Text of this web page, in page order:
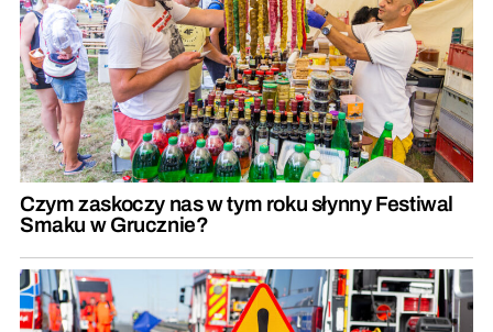
Czym zaskoczy nas w tym roku słynny Festiwal
Smaku w Grucznie?